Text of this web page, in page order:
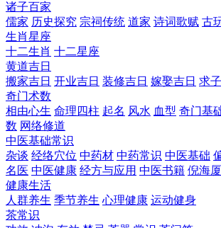
诸子百家
儒家 历史探究 宗祠传统 道家 诗词歌赋 古
生肖星座
十二生肖 十二星座
黄道吉日
搬家吉日 开业吉日 装修吉日 嫁娶吉日 求
奇门术数
相由心生 命理四柱 起名 风水 血型 奇门基
数 网络修道
中医基础常识
杂谈 经络穴位 中药材 中药常识 中医基础
名医 中医健康 经方与应用 中医书籍 倪海厦
健康生活
人群养生 季节养生 心理健康 运动健身
茶常识